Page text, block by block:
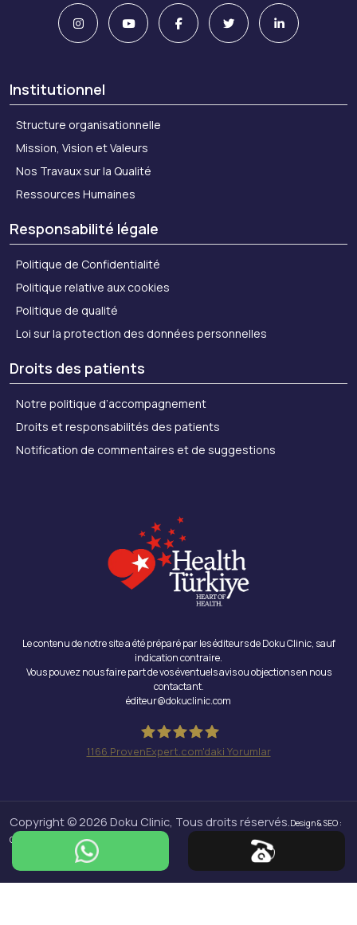
Institutionnel
Structure organisationnelle
Mission, Vision et Valeurs
Nos Travaux sur la Qualité
Ressources Humaines
Responsabilité légale
Politique de Confidentialité
Politique relative aux cookies
Politique de qualité
Loi sur la protection des données personnelles
Droits des patients
Notre politique d’accompagnement
Droits et responsabilités des patients
Notification de commentaires et de suggestions
Le contenu de notre site a été préparé par les éditeurs de Doku Clinic, sauf
indication contraire.
Vous pouvez nous faire part de vos éventuels avis ou objections en nous
contactant.
éditeur@dokuclinic.com
1166 ProvenExpert.com'daki Yorumlar
Copyright © 2026 Doku Clinic, Tous droits réservés.Design & SEO :
Crabs Media